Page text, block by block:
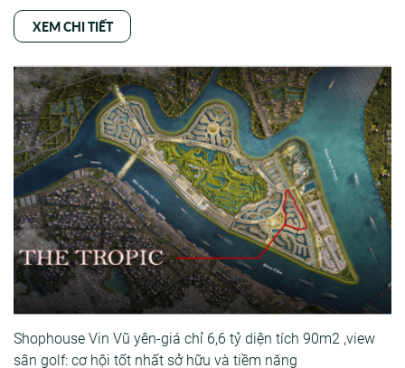
XEM CHI TIẾT
Shophouse Vin Vũ yên-giá chỉ 6,6 tỷ diện tích 90m2 ,view
sân golf: cơ hội tốt nhất sở hữu và tiềm năng